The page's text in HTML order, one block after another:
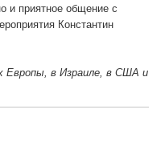
и приятное общение с
Константин
Европы, в Израиле, в США и